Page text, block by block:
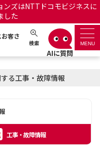
ズはNTTドコモビジネスに
した
客さ
検索 MENU
ト 日本語 English
る工事・故障情報
工事・故障情報